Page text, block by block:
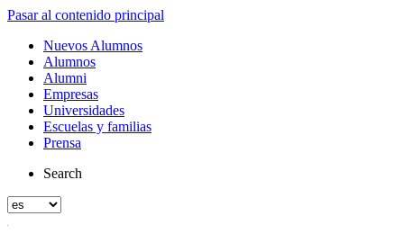
Pasar al contenido principal
Nuevos Alumnos
Alumnos
Alumni
Empresas
Universidades
Escuelas y familias
Prensa
Search